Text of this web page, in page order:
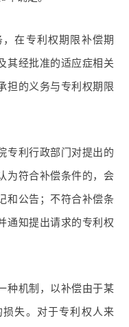
在专利权期限补偿期
其经批准的适应症相关
担的义务与专利权期限
专利行政部门对提出的
为符合补偿条件的，会
和公告；不符合补偿条
通知提出请求的专利权
种机制，以补偿由于某
失。对于专利权人来